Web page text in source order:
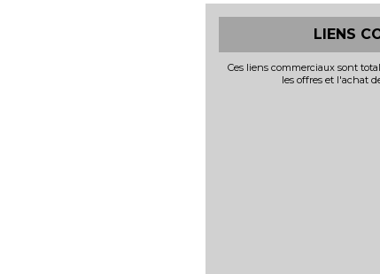
LIENS
Ces liens commerciaux sont
les offres et l'achat